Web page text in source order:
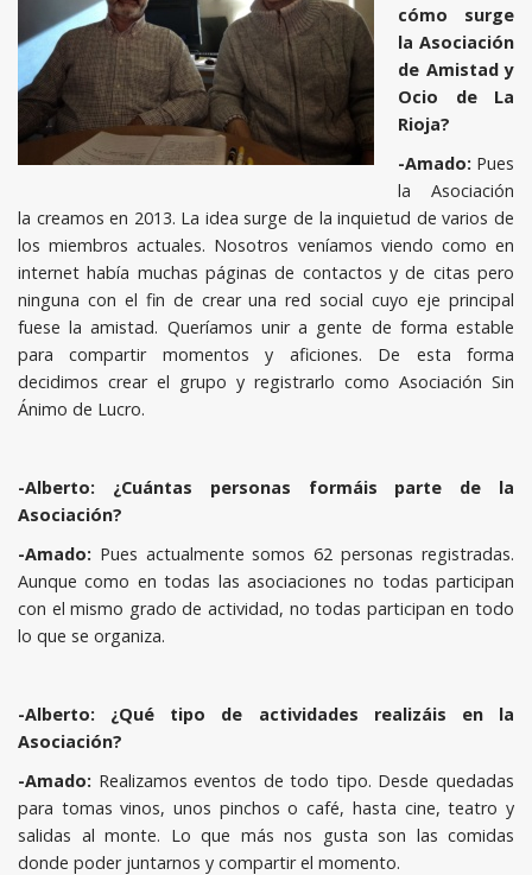
cómo surge
la Asociación
de Amistad y
Ocio de La
Rioja?
-Amado: Pues
la Asociación
la creamos en 2013. La idea surge de la inquietud de varios de
los miembros actuales. Nosotros veníamos viendo como en
internet había muchas páginas de contactos y de citas pero
ninguna con el fin de crear una red social cuyo eje principal
fuese la amistad. Queríamos unir a gente de forma estable
para compartir momentos y aficiones. De esta forma
decidimos crear el grupo y registrarlo como Asociación Sin
Ánimo de Lucro.
-Alberto: ¿Cuántas personas formáis parte de la
Asociación?
-Amado: Pues actualmente somos 62 personas registradas.
Aunque como en todas las asociaciones no todas participan
con el mismo grado de actividad, no todas participan en todo
lo que se organiza.
-Alberto: ¿Qué tipo de actividades realizáis en la
Asociación?
-Amado: Realizamos eventos de todo tipo. Desde quedadas
para tomas vinos, unos pinchos o café, hasta cine, teatro y
salidas al monte. Lo que más nos gusta son las comidas
donde poder juntarnos y compartir el momento.